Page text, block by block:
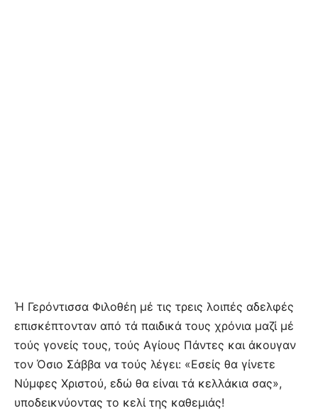
Ή Γερόντισσα Φιλοθέη μέ τις τρεις λοιπές αδελφές
επισκέπτονταν από τά παιδικά τους χρόνια μαζί μέ
τούς γονείς τους, τούς Αγίους Πάντες και άκουγαν
τον Όσιο Σάββα να τούς λέγει: «Εσείς θα γίνετε
Νύμφες Χριστού, εδώ θα είναι τά κελλάκια σας»,
υποδεικνύοντας το κελί της καθεμιάς!